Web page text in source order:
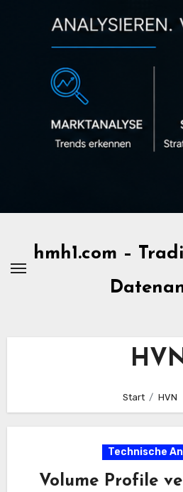
hmh1.com –
Start HVN
Technische
Volume Profile